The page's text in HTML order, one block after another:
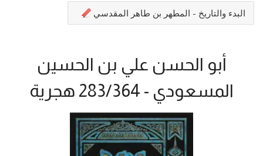
البدء والتاريخ - المطهر بن طاهر المقدسي
أبو الحسن علي بن الحسين
المسعودي - 283/364 هجرية